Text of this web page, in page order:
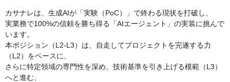
カサナレは、生成AIが「実験（PoC）」で終わる現状を打破し、
実業務で100%の信頼を勝ち得る「AIエージェント」の実装に挑んで
います。
本ポジション（L2-L3）は、自走してプロジェクトを完遂する力
（L2）をベースに、
さらに特定領域の専門性を深め、技術基準を引き上げる模範（L3）
へと進む、